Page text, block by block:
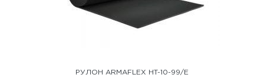
РУЛОН ARMAFLEX HT-10-99/E